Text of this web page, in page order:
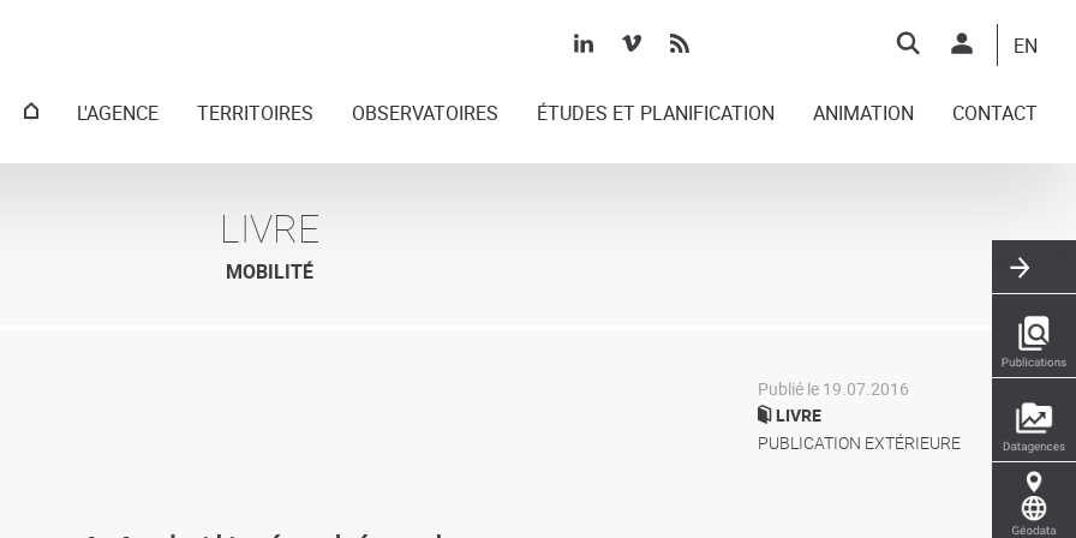
Top
EN
MenuL'AGENCE TERRITOIRES OBSERVATOIRES ÉTUDES ET PLANIFICATION ANIMATION CONTACT
LIVRE
MOBILITÉ
Publié le 19.07.2016
LIVRE
PUBLICATION EXTÉRIEURE